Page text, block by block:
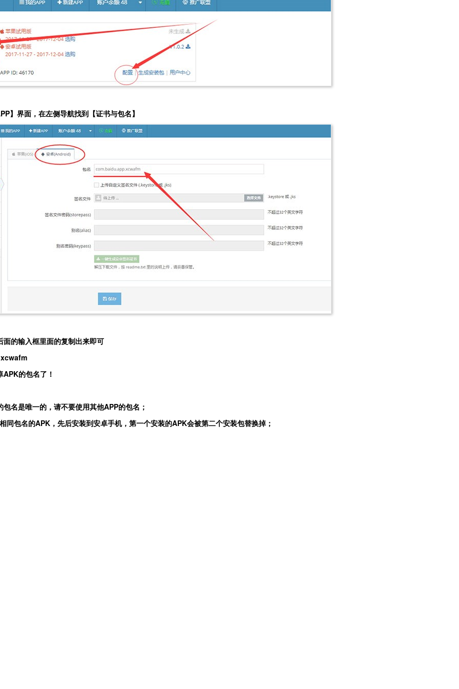
】界面，在左侧导航找到【证书与包名】
面的输入框里面的复制出来即可
的包名了！
名是唯一的，请不要使用其他APP的包名；
APK，先后安装到安卓手机，第一个安装的APK会被第二个安装包替换掉；